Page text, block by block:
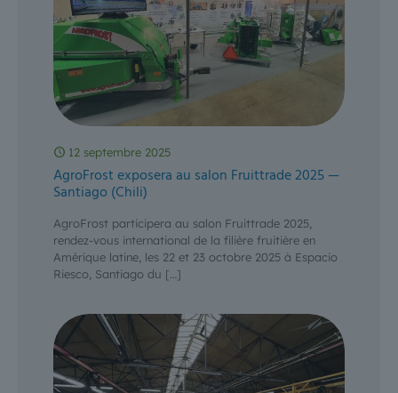
12 septembre 2025
AgroFrost exposera au salon Fruittrade 2025 —
Santiago (Chili)
AgroFrost participera au salon Fruittrade 2025,
rendez-vous international de la filière fruitière en
Amérique latine, les 22 et 23 octobre 2025 à Espacio
Riesco, Santiago du […]